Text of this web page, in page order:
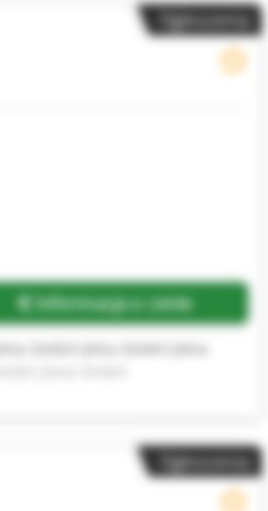
Ogłoszenia
Informacja o cenie
GmbH jöma GmbH jöma
Ogłoszenia